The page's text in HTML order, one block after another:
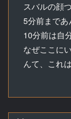
スバルの顔
5分前まであ
10分前は自
なぜここに
んて、これ